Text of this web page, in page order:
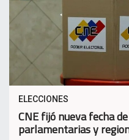
ELECCIONES
CNE fijó nueva fecha
parlamentarias y